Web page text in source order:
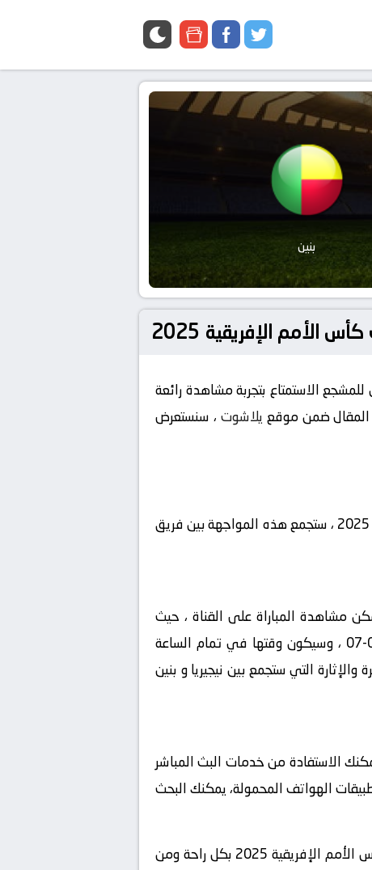
twitter
facebook
google
بنين
الاستمتاع بتجربة مشاهدة رائعة
يلاشوت ، سنستعرض
تتجه أنظار عشاق كرة القدم اليوم نحو مباراة شيقة ومنتظرة في إطار بطولة تصفيات كأس الأمم الإفريقية 2025 ، ستجمع هذه المواجهة بين فريق
بين فريق نيجيريا و بنين اليوم في إطار بطولة تصفيات كأس الأمم الإفريقية 2025، يمكن مشاهدة المباراة على القناة ، حيث
ستقوم بنقلها بشكل حصري، سيكون المعلق في هذه المباراة هو ، ستقام المباراة في تاريخ 2024-09-07 ، وسيكون وقتها في تمام الساعة
والإثارة التي ستجمع بين نيجيريا و بنين
الاستفادة من خدمات البث المباشر
الهواتف المحمولة، يمكنك البحث
باختيار الخيار المناسب والتحضير لذلك، يمكنك الاستمتاع بمتابعة مباراة نيجيريا و بنين في بطولة تصفيات كأس الأمم الإفريقية 2025 بكل راحة ومن